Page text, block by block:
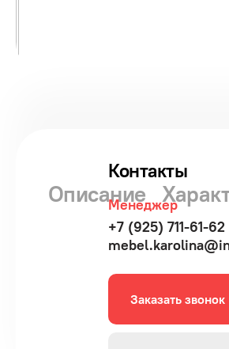
Описание
Контакты
Менеджер
+7 (925) 711-61-62
Заказать звонок